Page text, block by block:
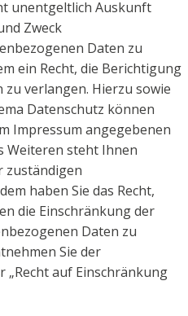
unentgeltlich Auskunft
Zweck
Daten zu
ein Recht, die Berichtigung
zu verlangen. Hierzu sowie
Datenschutz können
Impressum angegebenen
Weiteren steht Ihnen
zuständigen
haben Sie das Recht,
die Einschränkung der
Daten zu
Sie der
„Recht auf Einschränkung